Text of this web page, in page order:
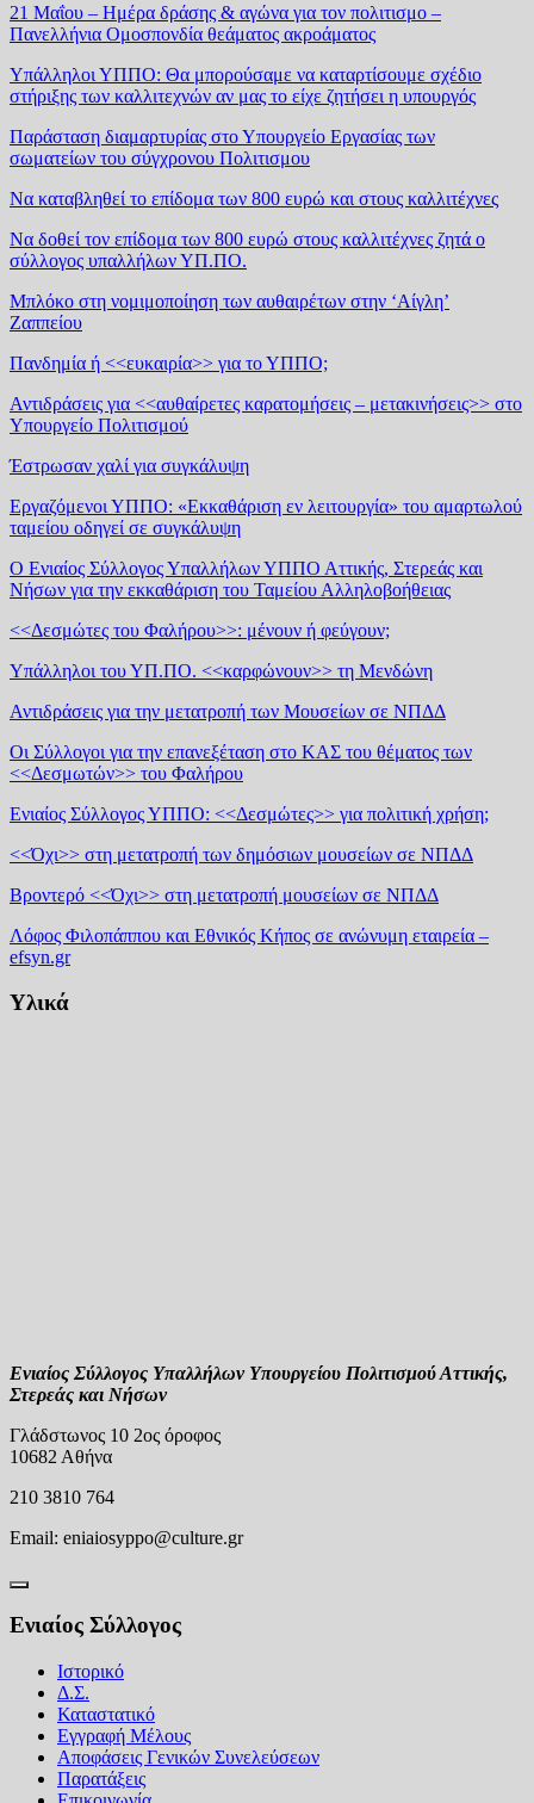
21 Μαΐου – Ημέρα δράσης & αγώνα για τον πολιτισμο –
Πανελλήνια Ομοσπονδία θεάματος ακροάματος
Υπάλληλοι ΥΠΠΟ: Θα μπορούσαμε να καταρτίσουμε σχέδιο
στήριξης των καλλιτεχνών αν μας το είχε ζητήσει η υπουργός
Παράσταση διαμαρτυρίας στο Υπουργείο Εργασίας των
σωματείων του σύγχρονου Πολιτισμου
Να καταβληθεί το επίδομα των 800 ευρώ και στους καλλιτέχνες
Να δοθεί τον επίδομα των 800 ευρώ στους καλλιτέχνες ζητά ο
σύλλογος υπαλλήλων ΥΠ.ΠΟ.
Μπλόκο στη νομιμοποίηση των αυθαιρέτων στην ‘Αίγλη’
Ζαππείου
Πανδημία ή <<ευκαιρία>> για το ΥΠΠΟ;
Αντιδράσεις για <<αυθαίρετες καρατομήσεις – μετακινήσεις>> στο
Υπουργείο Πολιτισμού
Έστρωσαν χαλί για συγκάλυψη
Εργαζόμενοι ΥΠΠΟ: «Εκκαθάριση εν λειτουργία» του αμαρτωλού
ταμείου οδηγεί σε συγκάλυψη
Ο Ενιαίος Σύλλογος Υπαλλήλων ΥΠΠΟ Αττικής, Στερεάς και
Νήσων για την εκκαθάριση του Ταμείου Αλληλοβοήθειας
<<Δεσμώτες του Φαλήρου>>: μένουν ή φεύγουν;
Υπάλληλοι του ΥΠ.ΠΟ. <<καρφώνουν>> τη Μενδώνη
Αντιδράσεις για την μετατροπή των Μουσείων σε ΝΠΔΔ
Οι Σύλλογοι για την επανεξέταση στο ΚΑΣ του θέματος των
<<Δεσμωτών>> του Φαλήρου
Ενιαίος Σύλλογος ΥΠΠΟ: <<Δεσμώτες>> για πολιτική χρήση;
<<Όχι>> στη μετατροπή των δημόσιων μουσείων σε ΝΠΔΔ
Βροντερό <<Όχι>> στη μετατροπή μουσείων σε ΝΠΔΔ
Λόφος Φιλοπάππου και Εθνικός Κήπος σε ανώνυμη εταιρεία –
efsyn.gr
Υλικά
Ενιαίος Σύλλογος Υπαλλήλων Υπουργείου Πολιτισμού Αττικής,
Στερεάς και Νήσων
Γλάδστωνος 10 2ος όροφος
10682 Αθήνα
210 3810 764
Email: eniaiosyppo@culture.gr
Ενιαίος Σύλλογος
Ιστορικό
Δ.Σ.
Καταστατικό
Εγγραφή Μέλους
Αποφάσεις Γενικών Συνελεύσεων
Παρατάξεις